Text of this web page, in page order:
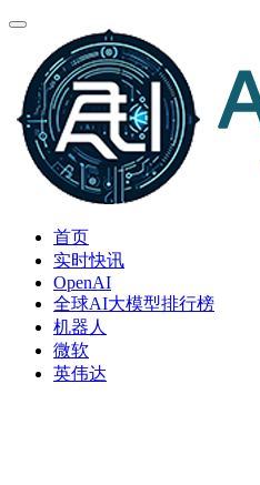
首页
实时快讯
OpenAI
全球AI大模型排行榜
机器人
微软
英伟达